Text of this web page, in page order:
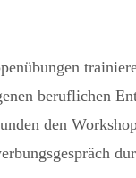
beruflichen
den